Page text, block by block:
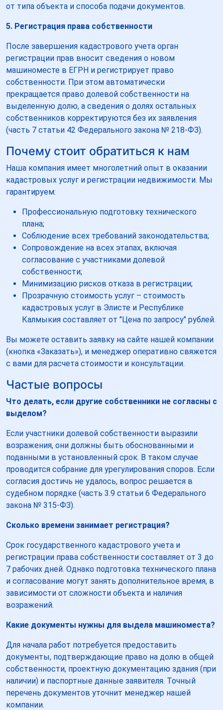
от типа объекта и способа подачи документов.
5. Регистрация права собственности
После завершения кадастрового учета орган
регистрации прав вносит сведения о новом
машиноместе в ЕГРН и регистрирует право
собственности. При этом автоматически
прекращается право долевой собственности на
выделенную долю, а сведения о долях остальных
собственников корректируются без их заявления
(часть 7 статьи 42 Федерального закона № 218-ФЗ).
Почему стоит обратиться к нам
Наша компания имеет многолетний опыт в оказании
кадастровых услуг и регистрации недвижимости. Мы
гарантируем:
Профессиональную подготовку технического
плана;
Соблюдение всех требований законодательства;
Сопровождение на всех этапах, включая
согласование с участниками долевой
собственности;
Минимизацию рисков отказа в регистрации;
Прозрачную стоимость услуг – стоимость
кадастровых услуг в Элисте и Республике
Калмыкия составляет от "Цена по запросу" рублей.
Вы можете оставить заявку на сайте нашей компании
(кнопка «Заказать»), и менеджер оперативно свяжется
с вами для расчета стоимости и консультации.
Частые вопросы
Что делать, если другие собственники не согласны с
выделом?
Если участники долевой собственности выразили
возражения, они должны быть обоснованными и
поданными в установленный срок. В таком случае
проводится собрание для урегулирования споров. Если
согласия достичь не удалось, вопрос решается в
судебном порядке (часть 3.9 статьи 6 Федерального
закона № 315-ФЗ).
Сколько времени занимает регистрация?
Срок государственного кадастрового учета и
регистрации права собственности составляет от 3 до
7 рабочих дней. Однако подготовка технического плана
и согласование могут занять дополнительное время, в
зависимости от сложности объекта и наличия
возражений.
Какие документы нужны для выдела машиноместа?
Для начала работ потребуется предоставить
документы, подтверждающие право на долю в общей
собственности, проектную документацию здания (при
наличии) и паспортные данные заявителя. Точный
перечень документов уточнит менеджер нашей
компании.